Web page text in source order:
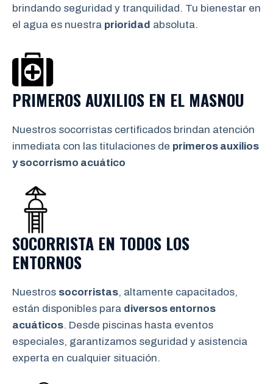
brindando seguridad y tranquilidad. Tu bienestar en
el agua es nuestra prioridad absoluta.
PRIMEROS AUXILIOS EN EL MASNOU
Nuestros socorristas certificados brindan atención
inmediata con las titulaciones de primeros auxilios
y socorrismo acuático
SOCORRISTA EN TODOS LOS
ENTORNOS
Nuestros socorristas, altamente capacitados,
están disponibles para diversos entornos
acuáticos. Desde piscinas hasta eventos
especiales, garantizamos seguridad y asistencia
experta en cualquier situación.